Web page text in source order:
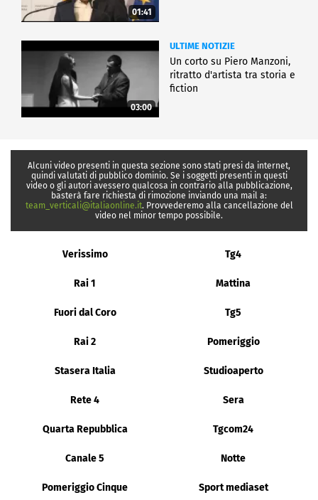
01:41
03:00
ULTIME NOTIZIE
Un corto su Piero Manzoni,
ritratto d'artista tra storia e
fiction
Alcuni video presenti in questa sezione sono stati presi da internet,
quindi valutati di pubblico dominio. Se i soggetti presenti in questi
video o gli autori avessero qualcosa in contrario alla pubblicazione,
basterà fare richiesta di rimozione inviando una mail a:
team_verticali@italiaonline.it. Provvederemo alla cancellazione del
video nel minor tempo possibile.
Verissimo Tg4
Rai 1 Mattina
Fuori dal Coro Tg5
Rai 2 Pomeriggio
Stasera Italia Studioaperto
Rete 4 Sera
Quarta Repubblica Tgcom24
Canale 5 Notte
Pomeriggio Cinque Sport mediaset